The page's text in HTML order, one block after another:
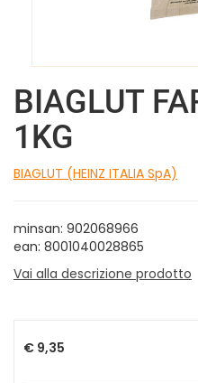
BIAGLUT
1KG
BIAGLUT (HEINZ ITALIA SpA)
minsan: 902068966
ean: 8001040028865
Vai alla descrizione prodotto
Prezzo
€ 9,35